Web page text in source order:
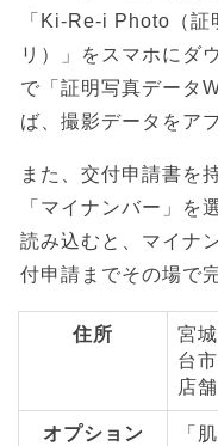
「Ki-Re-i Photo（
リ）」をスマホにダ
で「証明写真データ
ば、撮影データをア
また、交付申請書を
「マイナンバー」を
読み込むと、マイナ
付申請までその場で
住所
宮
台
店
オプション
「